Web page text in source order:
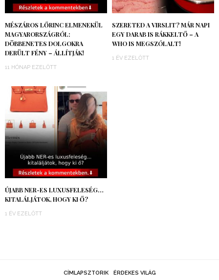
MÉSZÁROS LŐRINC ELMENEKÜL
MAGYARORSZÁGRÓL:
DÖBBENETES DOLGOKRA
DERÜLT FÉNY – ÁLLÍTJÁK!
11 HÓNAP EZELŐTT
SZERETED A VIRSLIT? MÁR NAPI
EGY DARAB IS RÁKKELTŐ – A
WHO IS MEGSZÓLALT!
1 ÉV EZELŐTT
ÚJABB NER-ES LUXUSFELESÉG…
KITALÁLJÁTOK, HOGY KI Ő?
1 ÉV EZELŐTT
CÍMLAPSZTORIK ÉRDEKES VILÁG